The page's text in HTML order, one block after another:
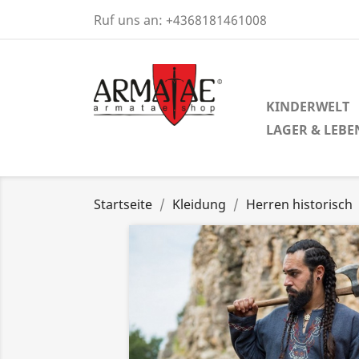
Ruf uns an: +4368181461008
KINDERWELT
LAGER &
Startseite Kleidung Herren historisch